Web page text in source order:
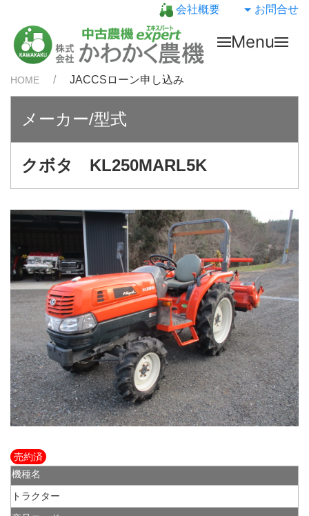
会社概要 お問合せ
Menu
HOME JACCSローン申し込み
メーカー/型式
クボタ KL250MARL5K
売約済
機種名
トラクター